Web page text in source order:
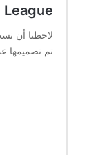
League
تم تصميمها